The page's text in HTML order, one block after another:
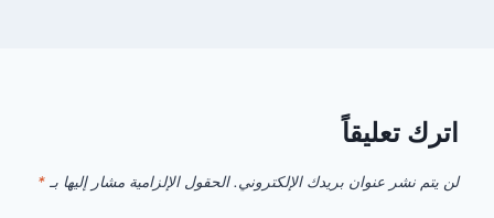
اترك تعليقاً
لن يتم نشر عنوان بريدك الإلكتروني. الحقول الإلزامية مشار إليها بـ *